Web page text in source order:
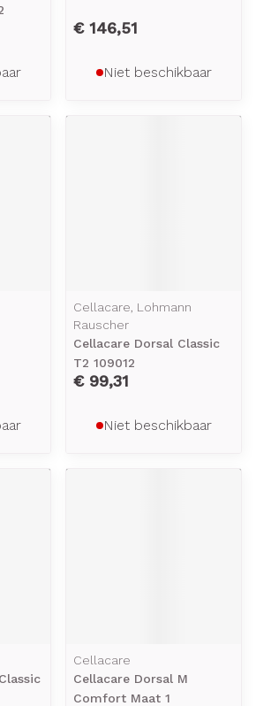
€ 146,51
Niet beschikbaar
Cellacare, Lohmann
Rauscher
Cellacare Dorsal Classic
T2 109012
€ 99,31
Niet beschikbaar
Cellacare
Cellacare Dorsal M
Comfort Maat 1